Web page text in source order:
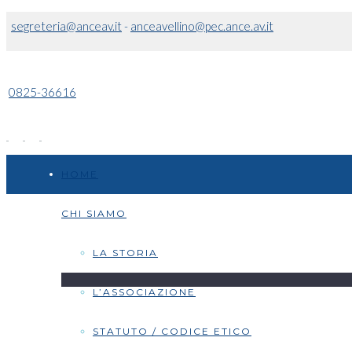
segreteria@anceav.it- anceavellino@pec.ance.av.it
0825-36616
CHI SIAMO
LA STORIA
L’ASSOCIAZIONE
STATUTO / CODICE ETICO